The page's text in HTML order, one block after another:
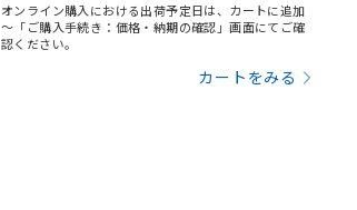
オンライン購入における出荷予定日は、カートに追加
～「ご購入手続き：価格・納期の確認」画面にてご確
認ください。
カートをみる